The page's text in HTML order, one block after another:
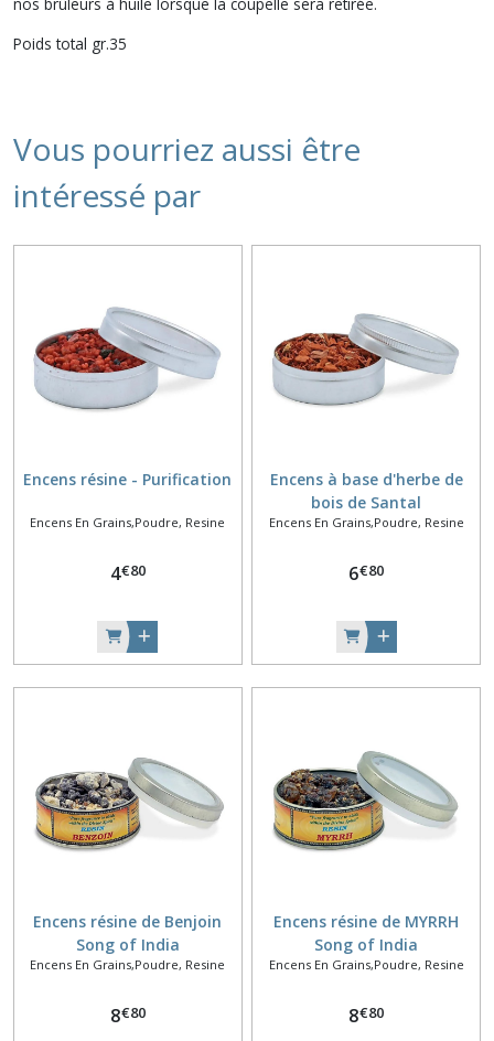
Poids total gr.35
Vous pourriez aussi être
intéressé par
Encens résine - Purification
Encens En Grains,Poudre, Resine
4€80
Encens à base d'herbe de
bois de Santal
Encens En Grains,Poudre, Resine
6€80
Encens résine de Benjoin
Song of India
Encens En Grains,Poudre, Resine
8€80
Encens résine de MYRRH
Song of India
Encens En Grains,Poudre, Resine
8€80